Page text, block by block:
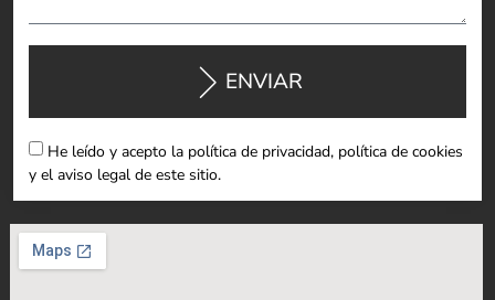
He leído y acepto la política de privacidad, política de cookies
y el aviso legal de este sitio.
ENVIAR